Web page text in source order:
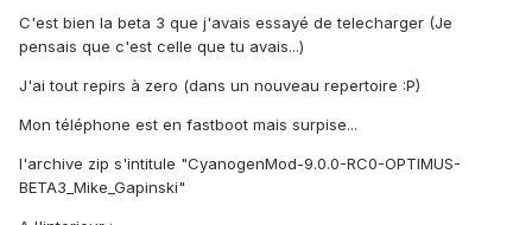
C'est bien la beta 3 que j'avais essayé de telecharger (Je
pensais que c'est celle que tu avais...)
J'ai tout repirs à zero (dans un nouveau repertoire :P)
Mon téléphone est en fastboot mais surpise...
l'archive zip s'intitule "CyanogenMod-9.0.0-RC0-OPTIMUS-
BETA3_Mike_Gapinski"